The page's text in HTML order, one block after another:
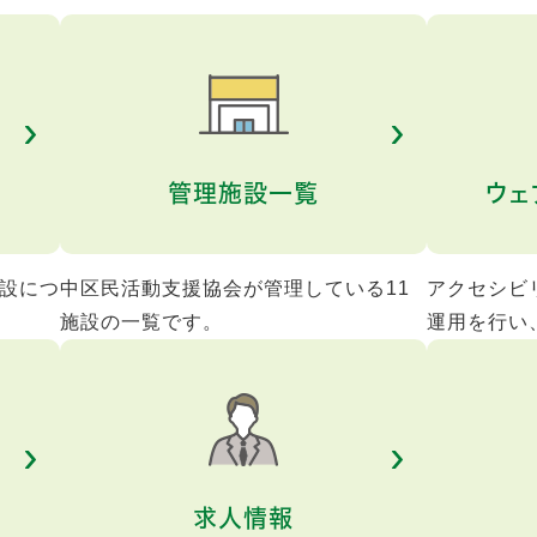
につ
管理施設一覧
中区民活動支援協会が管理している11
施設の一覧です。
ウェ
アクセシビ
運用を行い
求人情報